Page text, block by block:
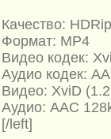
Качество: HDRip
Формат: MP4
Видео кодек:
Аудио кодек:
Видео: XviD
Аудио: AAC
[/left]